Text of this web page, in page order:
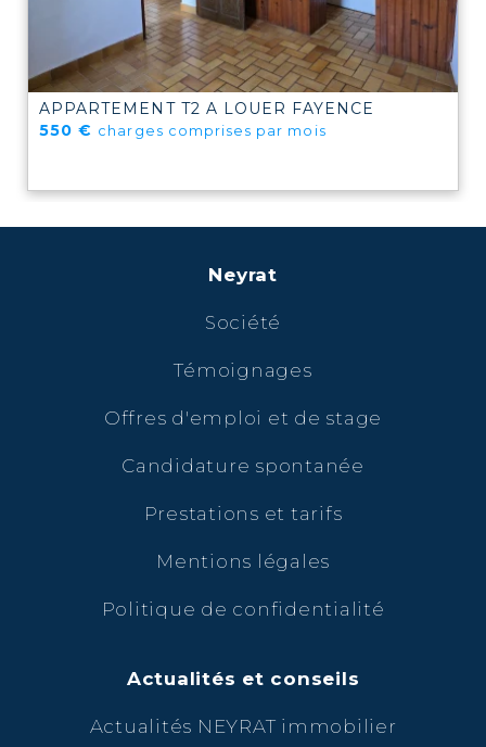
APPARTEMENT T2 A LOUER FAYENCE
550 € charges comprises par mois
Neyrat
Société
Témoignages
Offres d'emploi et de stage
Candidature spontanée
Prestations et tarifs
Mentions légales
Politique de confidentialité
Actualités et conseils
Actualités NEYRAT immobilier